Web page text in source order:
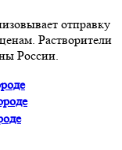
отправку
Растворители
России.